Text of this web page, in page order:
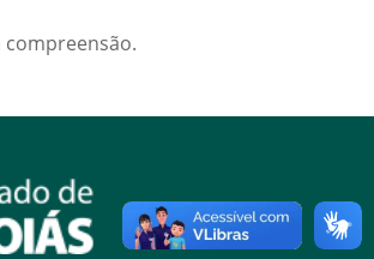
compreensão.